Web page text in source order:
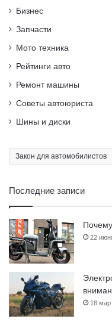
Бизнес
Запчасти
Мото техника
Рейтинги авто
Ремонт машины
Советы автоюриста
Шины и диски
Закон для автомобилистов
Последние записи
22
18